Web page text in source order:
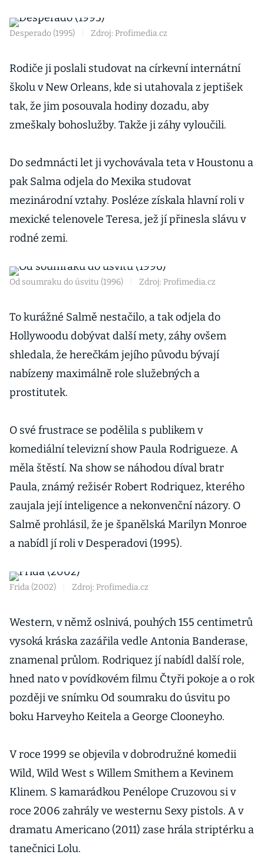
Desperado (1995) Zdroj: Profimedia.cz
Rodiče ji poslali studovat na církevní internátní
školu v New Orleans, kde si utahovala z jeptišek
tak, že jim posouvala hodiny dozadu, aby
zmeškaly bohoslužby. Takže ji záhy vyloučili.
Do sedmnácti let ji vychovávala teta v Houstonu a
pak Salma odjela do Mexika studovat
mezinárodní vztahy. Posléze získala hlavní roli v
mexické telenovele Teresa, jež jí přinesla slávu v
rodné zemi.
Od soumraku do úsvitu (1996) Zdroj: Profimedia.cz
To kurážné Salmě nestačilo, a tak odjela do
Hollywoodu dobývat další mety, záhy ovšem
shledala, že herečkám jejího původu bývají
nabízeny maximálně role služebných a
prostitutek.
O své frustrace se podělila s publikem v
komediální televizní show Paula Rodrigueze. A
měla štěstí. Na show se náhodou díval bratr
Paula, známý režisér Robert Rodriquez, kterého
zaujala její inteligence a nekonvenční názory. O
Salmě prohlásil, že je španělská Marilyn Monroe
a nabídl jí roli v Desperadovi (1995).
Frida (2002) Zdroj: Profimedia.cz
Western, v němž oslnivá, pouhých 155 centimetrů
vysoká kráska zazářila vedle Antonia Banderase,
znamenal průlom. Rodriquez jí nabídl další role,
hned nato v povídkovém filmu Čtyři pokoje a o rok
později ve snímku Od soumraku do úsvitu po
boku Harveyho Keitela a George Clooneyho.
V roce 1999 se objevila v dobrodružné komedii
Wild, Wild West s Willem Smithem a Kevinem
Klinem. S kamarádkou Penélope Cruzovou si v
roce 2006 zahrály ve westernu Sexy pistols. A v
dramatu Americano (2011) zase hrála striptérku a
tanečnici Lolu.